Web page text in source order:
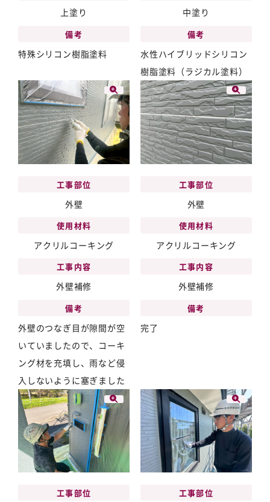
上塗り
備考
特殊シリコン樹脂塗料
中塗り
備考
水性ハイブリッドシリコン
樹脂塗料（ラジカル塗料）
工事部位
外壁
使用材料
アクリルコーキング
工事内容
外壁補修
備考
外壁のつなぎ目が隙間が空
いていましたので、コーキ
ング材を充填し、雨など侵
入しないように塞ぎました
工事部位
外壁
使用材料
アクリルコーキング
工事内容
外壁補修
備考
完了
工事部位 工事部位